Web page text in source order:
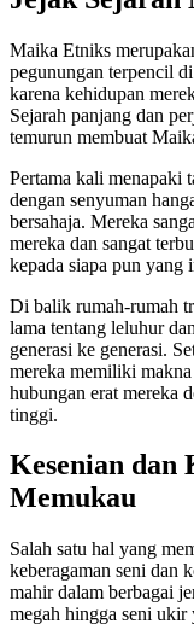
Maika Etniks
pegunungan terpencil
karena kehidupan
Sejarah panjang dan
temurun membuat
Pertama kali menapaki
dengan senyuman
bersahaja. Mereka
mereka dan sangat
kepada siapa pun yang
Di balik rumah-rumah
lama tentang leluhur
generasi ke generasi.
mereka memiliki
hubungan erat mereka
tinggi.
Kesenian dan
Memukau
Salah satu hal yang
keberagaman seni dan
mahir dalam berbagai
megah hingga seni ukir